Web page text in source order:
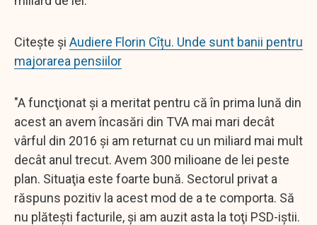
Citește și Audiere Florin Cîțu. Unde sunt banii pentru
majorarea pensiilor
"A funcţionat şi a meritat pentru că în prima lună din
acest an avem încasări din TVA mai mari decât
vârful din 2016 şi am returnat cu un miliard mai mult
decât anul trecut. Avem 300 milioane de lei peste
plan. Situaţia este foarte bună. Sectorul privat a
răspuns pozitiv la acest mod de a te comporta. Să
nu plăteşti facturile, şi am auzit asta la toţi PSD-iştii.